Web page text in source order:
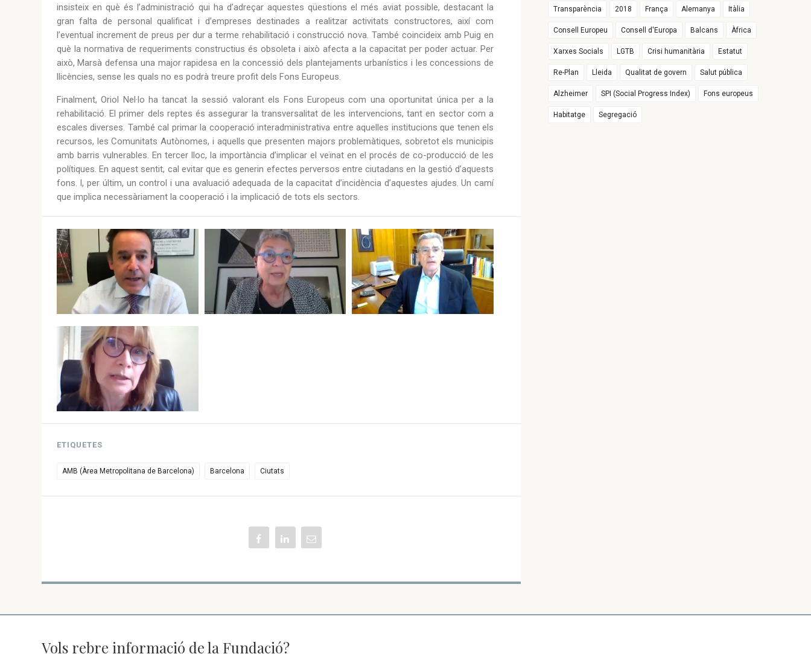
insisteix en què és l’administració qui ha d’adreçar aquestes qüestions el més aviat possible, destacant la
gran falta de personal qualificat i d’empreses destinades a realitzar activitats constructores, així com
l’eventual increment de preus per dur a terme rehabilitació i construcció nova. També coincideix amb Puig en
què la normativa de requeriments constructius és obsoleta i això afecta a la capacitat per poder actuar. Per
això, Marsà defensa una major rapidesa en la concessió dels plantejaments urbanístics i les concessions de
llicències, sense les quals no es podrà treure profit dels Fons Europeus.
Finalment, Oriol Nel·lo ha tancat la sessió valorant els Fons Europeus com una oportunitat única per a la
rehabilitació. El primer dels reptes és assegurar la transversalitat de les intervencions, tant en sector com a
escales diverses. També cal primar la cooperació interadministrativa entre aquelles institucions que tenen els
recursos, les Comunitats Autònomes, i aquells que presenten majors problemàtiques, sobretot els municipis
amb barris vulnerables. En tercer lloc, la importància d’implicar el veïnat en el procés de co-producció de les
polítiques. En aquest sentit, cal evitar que es generin efectes perversos entre ciutadans en la gestió d’aquests
fons. I, per últim, un control i una avaluació adequada de la capacitat d’incidència d’aquestes ajudes. Un camí
que implica necessàriament la cooperació i la implicació de tots els sectors.
ETIQUETES
AMB (Àrea Metropolitana de Barcelona) Barcelona Ciutats
Transparència 2018 França Alemanya Itàlia
Consell Europeu Consell d'Europa Balcans Àfrica
Xarxes Socials LGTB Crisi humanitària Estatut
Re-Plan Lleida Qualitat de govern Salut pública
Alzheimer SPI (Social Progress Index) Fons europeus
Habitatge Segregació
Vols rebre informació de la Fundació?